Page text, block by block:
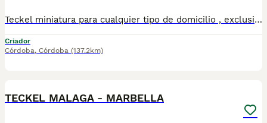
Teckel miniatura para cualquier tipo de domicilio , exclusivamente a personas que busquen un miembro mas de la familia , los cachorros se encuentran socializados y libres de cualquier tipo de enfermedad virica y congenita , son una autentica monada , tenemos disponibles machos y hembras , hacemos entregas a toda España personalmente 670864332
Criador
Córdoba, Córdoba (137.2km)
TECKEL MALAGA - MARBELLA